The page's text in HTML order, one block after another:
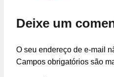
Deixe um
O seu endereço de e-mail
Campos obrigatórios são